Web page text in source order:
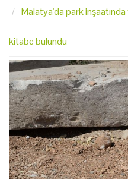
Malatya'da park inşaatında
kitabe bulundu